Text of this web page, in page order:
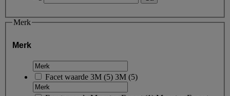
Merk
Merk
Facet waarde 3M (5) 3M (5)